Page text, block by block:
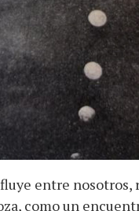
entre nosotros,
como un